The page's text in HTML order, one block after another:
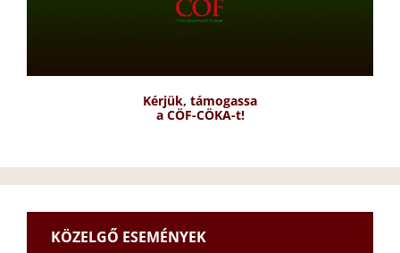
Kérjük, támogassa
a CÖF-CÖKA-t!
KÖZELGŐ ESEMÉNYEK